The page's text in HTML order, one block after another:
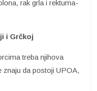
rak grla i rektuma-
i Grčkoj
treba njihova
znaju da postoji UPOA,